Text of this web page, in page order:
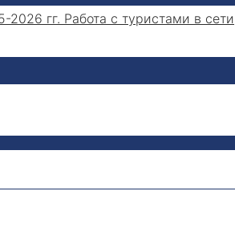
гг. Работа с туристами в сети